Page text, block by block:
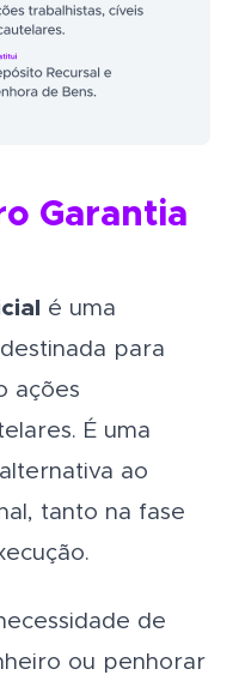
Garantia
é uma
para
ações
É uma
ao
tanto na fase
de
ou penhorar